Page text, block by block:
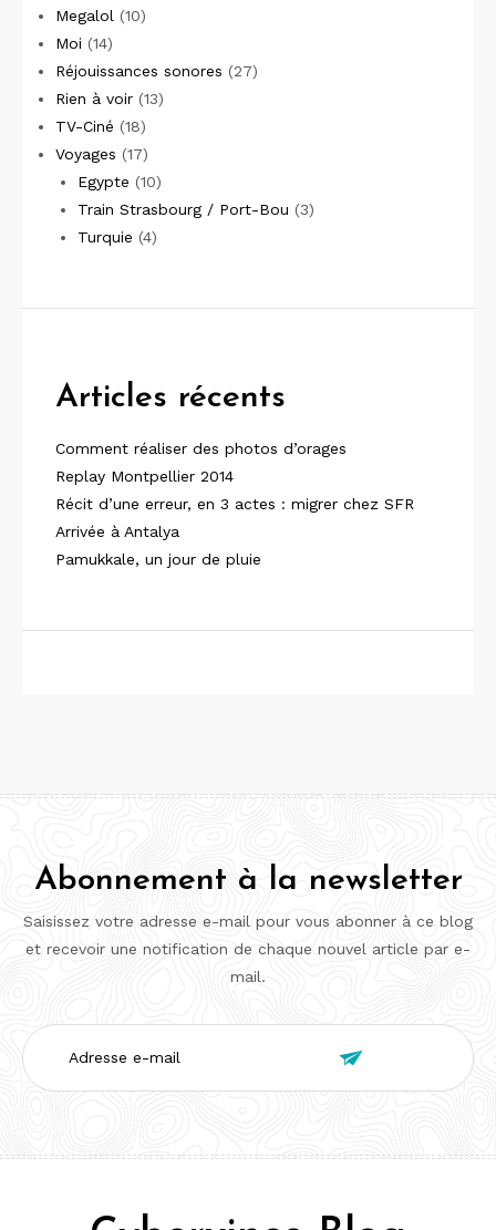
Megalol (10)
Moi (14)
Réjouissances sonores (27)
Rien à voir (13)
TV-Ciné (18)
Voyages (17)
Egypte (10)
Train Strasbourg / Port-Bou (3)
Turquie (4)
Articles récents
Comment réaliser des photos d’orages
Replay Montpellier 2014
Récit d’une erreur, en 3 actes : migrer chez SFR
Arrivée à Antalya
Pamukkale, un jour de pluie
Abonnement à la newsletter
Saisissez votre adresse e-mail pour vous abonner à ce blog
et recevoir une notification de chaque nouvel article par e-
mail.
Adresse
e-
mail
